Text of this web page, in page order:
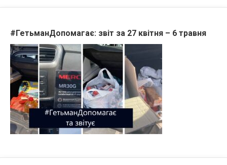
#ГетьманДопомагає: звіт за 27 квітня – 6 травня